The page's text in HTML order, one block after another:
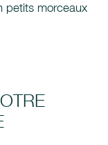
petits morceaux